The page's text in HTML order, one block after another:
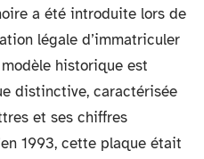
a été introduite lors de
légale d’immatriculer
historique est
distinctive, caractérisée
et ses chiffres
1993, cette plaque était